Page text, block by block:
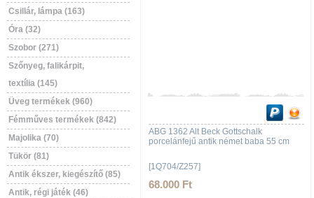
Csillár, lámpa (163)
Óra (32)
Szobor (271)
Szőnyeg, falikárpit,
textília (145)
Üveg termékek (960)
Fémműves termékek (842)
Majolika (70)
Tükör (81)
Antik ékszer, kiegészítő (85)
Antik, régi játék (46)
ABG 1362 Alt Beck Gottschalk
porcelánfejű antik német baba 55 cm
[1Q704/Z257]
68.000 Ft